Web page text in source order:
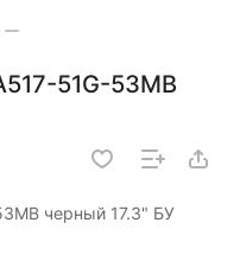
51G-53MB
черный 17.3" БУ